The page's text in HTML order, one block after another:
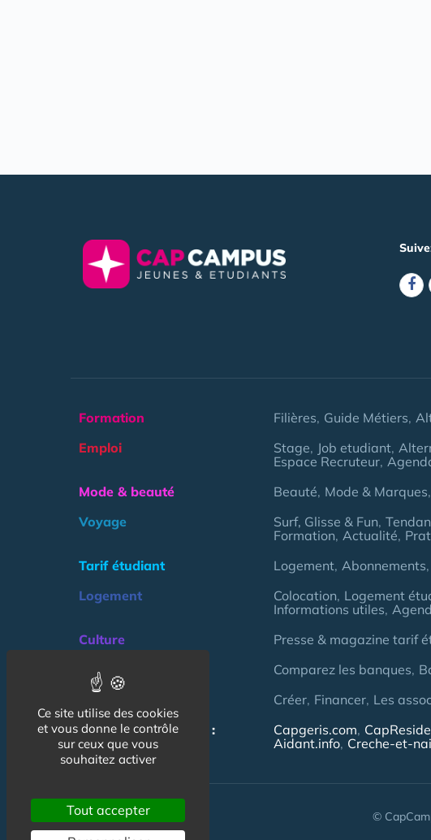
Formation Filières Guide Métiers
Emploi
Stage Job etudiant
Espace Recruteur
Mode & beauté
Beauté Mode & Marques
Voyage
Surf, Glisse & Fun
Formation Actualité
Tarif étudiant
Logement Abonnements
Logement
Colocation Logement
Informations utiles
Culture
Presse & magazine tarif
Argent
Comparez les banques
Créer Financer Les
NOS AUTRES SITES :
Capgeris.com
Aidant.info Creche-et-
©
Ce site utilise des cookies
et vous donne le contrôle
sur ceux que vous
souhaitez activer
Tout accepter